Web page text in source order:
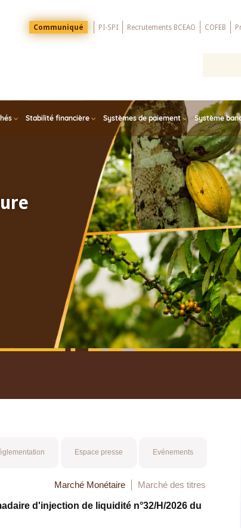
Menu
Top
Communiqué PI-SPI Recrutements BCEAO COFEB
Stabilité financière Systèmes de paiement Système
Espace presse Evénements
Marché Monétaire Marché des titres
d'injection de liquidité n°32/H/2026 du